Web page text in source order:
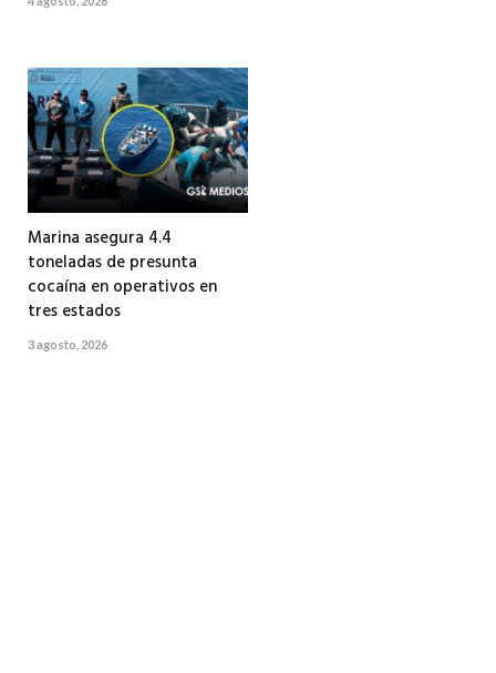
Marina asegura 4.4
toneladas de presunta
cocaína en operativos en
tres estados
3 agosto, 2026